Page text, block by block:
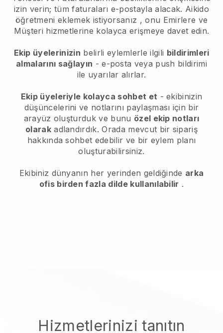
izin verin; tüm faturaları e-postayla alacak. Aikido
öğretmeni eklemek istiyorsanız , onu Emirlere ve
Müşteri hizmetlerine kolayca erişmeye davet edin.
Ekip üyelerinizin belirli eylemlerle ilgili bildirimleri
almalarını sağlayın - e-posta veya push bildirimi
ile uyarılar alırlar.
Ekip üyeleriyle kolayca sohbet et - ekibinizin
düşüncelerini ve notlarını paylaşması için bir
arayüz oluşturduk ve bunu özel ekip notları
olarakadlandırdık. Orada mevcut bir sipariş
hakkında sohbet edebilir ve bir eylem planı
oluşturabilirsiniz.
Ekibiniz dünyanın her yerinden geldiğinde arka
ofis birden fazla dilde kullanılabilir .
Hizmetlerinizi tanıtın